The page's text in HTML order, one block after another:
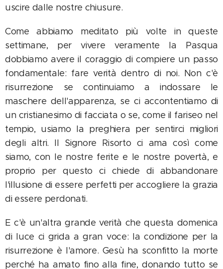
uscire dalle nostre chiusure.
Come abbiamo meditato più volte in queste
settimane, per vivere veramente la Pasqua
dobbiamo avere il coraggio di compiere un passo
fondamentale: fare verità dentro di noi. Non c'è
risurrezione se continuiamo a indossare le
maschere dell'apparenza, se ci accontentiamo di
un cristianesimo di facciata o se, come il fariseo nel
tempio, usiamo la preghiera per sentirci migliori
degli altri. Il Signore Risorto ci ama così come
siamo, con le nostre ferite e le nostre povertà, e
proprio per questo ci chiede di abbandonare
l'illusione di essere perfetti per accogliere la grazia
di essere perdonati.
E c'è un'altra grande verità che questa domenica
di luce ci grida a gran voce: la condizione per la
risurrezione è l'amore. Gesù ha sconfitto la morte
perché ha amato fino alla fine, donando tutto se